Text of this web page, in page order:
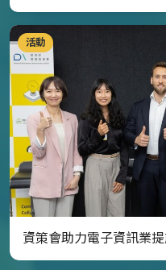
活動
資策會助力電子資訊業